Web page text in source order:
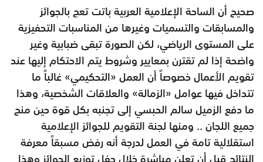
صحيح أن الساحة الإعلامية العربية باتت تعج بالجوائز
والمسابقات والتسميات وغيرها من المناسبات التحفيزية
على المستوى الرياضي، لكن الصورة تبقى ضبابية وغير
واضحة إذا لم تقترن بمعايير وشروط يتم الاحتكام إليها عند
تقويم الأعمال خصوصاً أن العمل «التحكيمي» غالباً ما
تتداخل فيها عوامل «الزمالة» والعلاقات الشخصية، وهذا
ما دفع الزميل سالم الحبسي إلى تجنبه بكل قوة حين منح
جميع اللجان .. ومنها لجنة التقويم للجوائز الإعلامية
استقلالية تامة في العمل لدرجة أنه رفض مسبقاً معرفة